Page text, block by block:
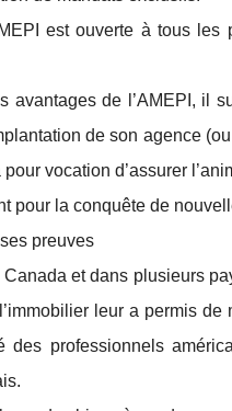
est ouverte à tous
avantages de l’AMEPI, il
de son agence
vocation d’assurer
pour la conquête de
preuves
et dans plusieurs
leur a permis
des professionnels